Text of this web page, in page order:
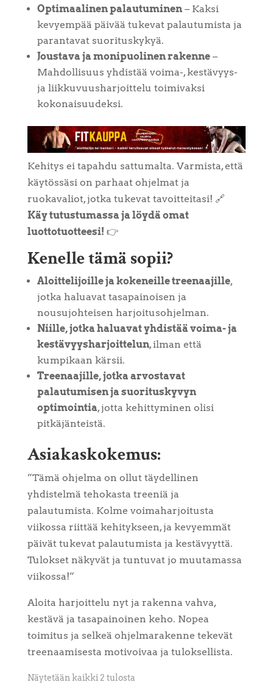
Optimaalinen palautuminen– Kaksi
kevyempää päivää tukevat palautumista ja
parantavat suorituskykyä.
Joustava ja monipuolinen rakenne–
Mahdollisuus yhdistää voima-, kestävyys-
ja liikkuvuusharjoittelu toimivaksi
kokonaisuudeksi.
Kehitys ei tapahdu sattumalta. Varmista, että
käytössäsi on parhaat ohjelmat ja
ruokavaliot, jotka tukevat tavoitteitasi! 🔗
Käy tutustumassa ja löydä omat
luottotuotteesi! 👉
Kenelle tämä sopii?
Aloittelijoille ja kokeneille treenaajille,
jotka haluavat tasapainoisen ja
nousujohteisen harjoitusohjelman.
Niille, jotka haluavat yhdistää voima- ja
kestävyysharjoittelun, ilman että
kumpikaan kärsii.
Treenaajille, jotka arvostavat
palautumisen ja suorituskyvyn
optimointia, jotta kehittyminen olisi
pitkäjänteistä.
Asiakaskokemus:
”Tämä ohjelma on ollut täydellinen
yhdistelmä tehokasta treeniä ja
palautumista. Kolme voimaharjoitusta
viikossa riittää kehitykseen, ja kevyemmät
päivät tukevat palautumista ja kestävyyttä.
Tulokset näkyvät ja tuntuvat jo muutamassa
viikossa!”
Aloita harjoittelu nyt ja rakenna vahva,
kestävä ja tasapainoinen keho. Nopea
toimitus ja selkeä ohjelmarakenne tekevät
treenaamisesta motivoivaa ja tuloksellista.
Näytetään kaikki 2 tulosta